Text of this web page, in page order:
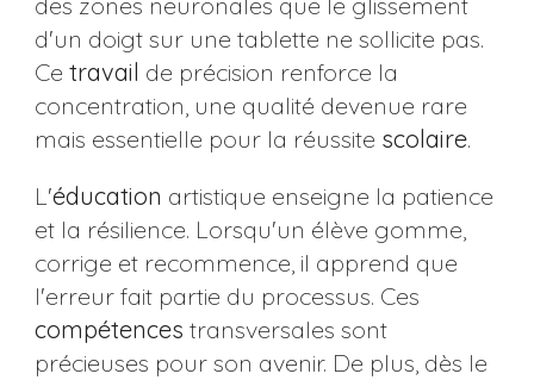
d'un doigt sur une tablette ne sollicite pas.
Ce travail de précision renforce la
concentration, une qualité devenue rare
mais essentielle pour la réussite scolaire.
L'éducation artistique enseigne la patience
et la résilience. Lorsqu'un élève gomme,
corrige et recommence, il apprend que
l'erreur fait partie du processus. Ces
compétences transversales sont
précieuses pour son avenir. De plus, dès le